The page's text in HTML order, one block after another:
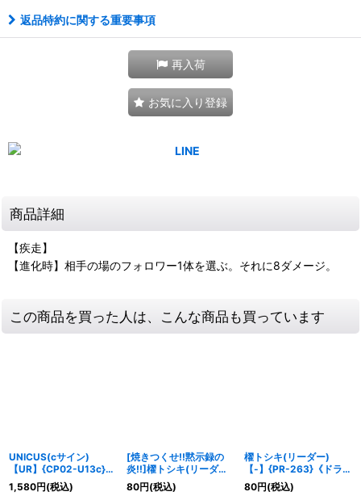
返品特約に関する重要事項
再入荷
お気に入り登録
商品詳細
【疾走】
【進化時】相手の場のフォロワー1体を選ぶ。それに8ダメージ。
この商品を買った人は、こんな商品も買っています
UNICUS(cサイン)
【UR】{CP02-U13c}
《ニュートラル》
1,580円(税込)
[焼きつくせ!!黙示録の
炎!!]櫂トシキ(リーダー)
【-】{CSD03b-LD01}
《ドラゴン》
80円(税込)
櫂トシキ(リーダー)
【-】{PR-263}《ドラゴ
ン》
80円(税込)